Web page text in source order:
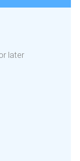
later